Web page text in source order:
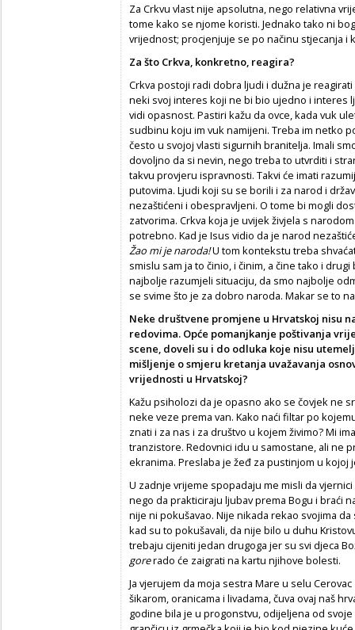
Za Crkvu vlast nije apsolutna, nego relativna
tome kako se njome koristi. Jednako tako ni
vrijednost; procjenjuje se po načinu stjecanja i
Za što Crkva, konkretno, reagira?
Crkva postoji radi dobra ljudi i dužna je
neki svoj interes koji ne bi bio ujedno i interes
vidi opasnost. Pastiri kažu da ovce, kada vuk
sudbinu koju im vuk namijeni. Treba im netko
često u svojoj vlasti sigurnih branitelja. Imali
dovoljno da si nevin, nego treba to utvrditi i
takvu provjeru ispravnosti. Takvi će imati
putovima. Ljudi koji su se borili i za narod i
nezaštićeni i obespravljeni. O tome bi mogli
zatvorima. Crkva koja je uvijek živjela s
potrebno. Kad je Isus vidio da je narod
Žao mi je naroda!U tom kontekstu treba
smislu sam ja to činio, i činim, a čine tako i
najbolje razumjeli situaciju, da smo najbolje
se svime što je za dobro naroda. Makar se to
Neke društvene promjene u Hrvatskoj nisu
redovima. Opće pomanjkanje poštivanja
scene, doveli su i do odluka koje nisu
mišljenje o smjeru kretanja uvažavanja
vrijednosti u Hrvatskoj?
Kažu psiholozi da je opasno ako se čovjek ne
neke veze prema van. Kako naći filtar po
znati i za nas i za društvo u kojem živimo? Mi
tranzistore. Redovnici idu u samostane, ali ne
ekranima. Preslaba je žeđ za pustinjom u kojoj
U zadnje vrijeme spopadaju me misli da
nego da prakticiraju ljubav prema Bogu i braći
nije ni pokušavao. Nije nikada rekao svojima
kad su to pokušavali, da nije bilo u duhu
trebaju cijeniti jedan drugoga jer su svi djeca
gorerado će zaigrati na kartu njihove bolesti.
Ja vjerujem da moja sestra Mare u selu
šikarom, oranicama i livadama, čuva ovaj naš
godine bila je u progonstvu, odijeljena od